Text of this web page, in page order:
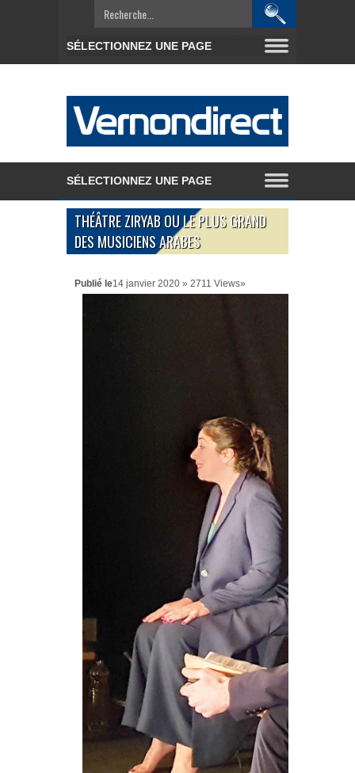
THÉÂTRE ZIRYAB OU LE PLUS GRAND
DES MUSICIENS ARABES
Publié le14 janvier 2020 » 2711 Views»